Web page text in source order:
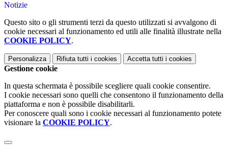
Notizie
Questo sito o gli strumenti terzi da questo utilizzati si avvalgono di
cookie necessari al funzionamento ed utili alle finalità illustrate nella
COOKIE POLICY.
Personalizza Rifiuta tutti i cookies Accetta tutti i cookies
Gestione cookie
In questa schermata è possibile scegliere quali cookie consentire.
I cookie necessari sono quelli che consentono il funzionamento della
piattaforma e non è possibile disabilitarli.
Per conoscere quali sono i cookie necessari al funzionamento potete
visionare la COOKIE POLICY.